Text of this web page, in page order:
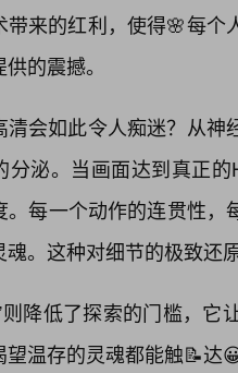
带来的红利，使得🌸每
的震撼。
清会如此令人痴迷？从
分泌。当画面达到真正
。每一个动作的连贯性
魂。这种对细节的极致还
则降低了探索的门槛，
望温存的灵魂都能触📝达